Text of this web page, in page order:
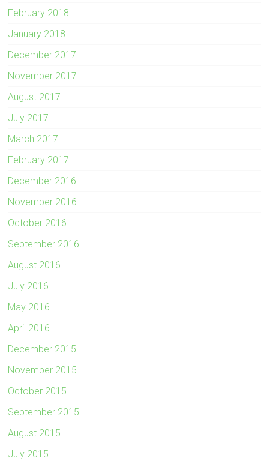
February 2018
January 2018
December 2017
November 2017
August 2017
July 2017
March 2017
February 2017
December 2016
November 2016
October 2016
September 2016
August 2016
July 2016
May 2016
April 2016
December 2015
November 2015
October 2015
September 2015
August 2015
July 2015